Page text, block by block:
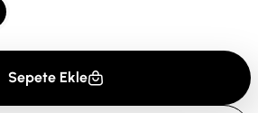
Sepete Ekle